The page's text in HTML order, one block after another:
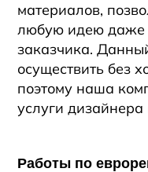
материалов,
любую идею даже
заказчика.
осуществить без
поэтому наша
услуги
Работы по